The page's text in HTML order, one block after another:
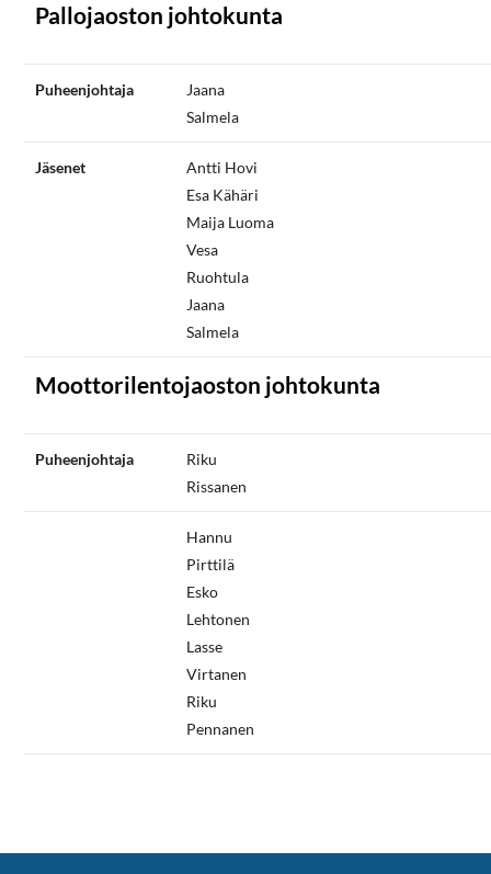
Pallojaoston johtokunta
Puheenjohtaja
Jaana
Salmela
Jäsenet
Antti Hovi
Esa Kähäri
Maija Luoma
Vesa
Ruohtula
Jaana
Salmela
Moottorilentojaoston johtokunta
Puheenjohtaja
Riku
Rissanen
Hannu
Pirttilä
Esko
Lehtonen
Lasse
Virtanen
Riku
Pennanen